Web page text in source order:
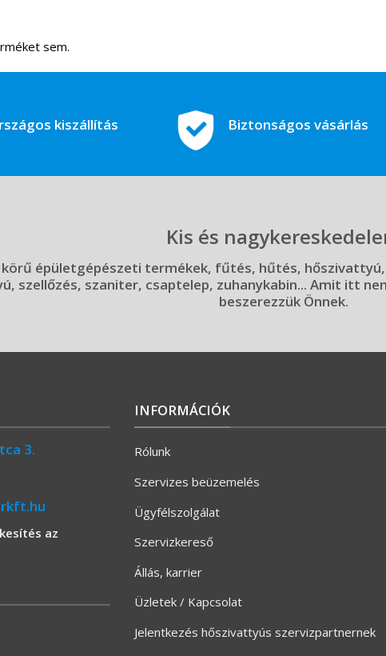
sem.
kiszállítás Biztonságos vásárlás
Kis és
körű épületgépészeti termékek, fűtés, hűtés,
szellőzés, szaniter, csaptelep, zuhanykabin... Amit itt
beszerezzük Önnek.
3.
az
INFORMÁCIÓK
Rólunk
Szervizes beüzemelés
Ügyfélszolgálat
Szervizkereső
Állás, karrier
Üzletek / Kapcsolat
Jelentkezés hőszivattyús szervizpartnernek